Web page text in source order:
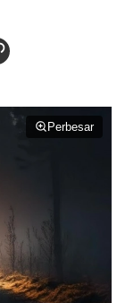
Perbesar